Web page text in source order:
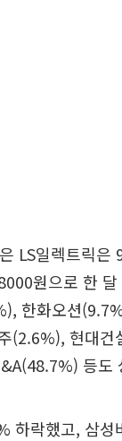
LS일렉트릭은
원으로 한
한화오션
(2.6%), 현대건
등도
하락했고, 삼성